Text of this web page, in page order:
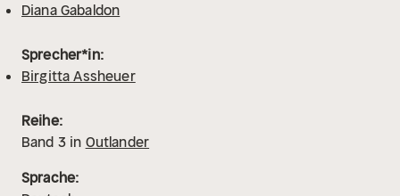
Diana Gabaldon
Sprecher*in:
Birgitta Assheuer
Reihe:
Band 3in Outlander
Sprache: